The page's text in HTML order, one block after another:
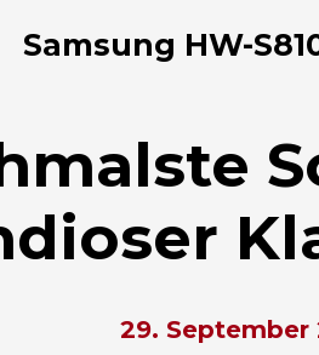
Samsung HW-
29. September